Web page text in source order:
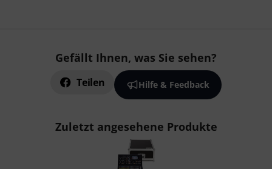
Gefällt Ihnen, was Sie sehen?
Teilen Hilfe & Feedback
Zuletzt angesehene Produkte